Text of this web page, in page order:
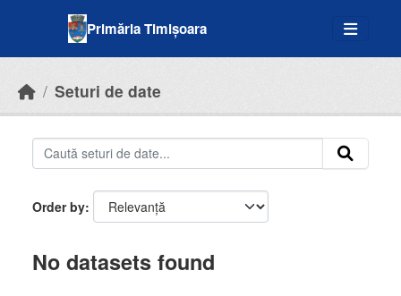
Primăria Timișoara
Seturi de date
Order by
No datasets found